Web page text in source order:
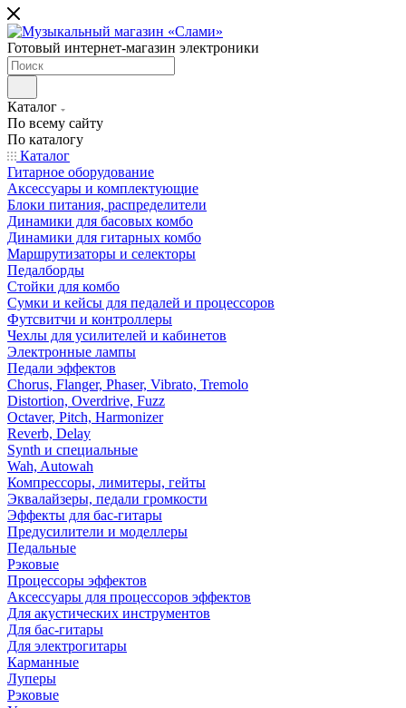
Готовый интернет-магазин электроники
Каталог
По всему сайту
По каталогу
Каталог
Гитарное оборудование
Аксессуары и комплектующие
Блоки питания, распределители
Динамики для басовых комбо
Динамики для гитарных комбо
Маршрутизаторы и селекторы
Педалборды
Стойки для комбо
Сумки и кейсы для педалей и процессоров
Футсвитчи и контроллеры
Чехлы для усилителей и кабинетов
Электронные лампы
Педали эффектов
Chorus, Flanger, Phaser, Vibrato, Tremolo
Distortion, Overdrive, Fuzz
Octaver, Pitch, Harmonizer
Reverb, Delay
Synth и специальные
Wah, Autowah
Компрессоры, лимитеры, гейты
Эквалайзеры, педали громкости
Эффекты для бас-гитары
Предусилители и моделлеры
Педальные
Рэковые
Процессоры эффектов
Аксессуары для процессоров эффектов
Для акустических инструментов
Для бас-гитары
Для электрогитары
Карманные
Луперы
Рэковые